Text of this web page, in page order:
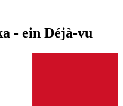
- ein Déjà-vu